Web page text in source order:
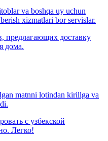
va boshqa uy uchun
xizmatlari bor servislar.
предлагающих доставку
дома.
matnni lotindan kirillga va
с узбекской
Легко!